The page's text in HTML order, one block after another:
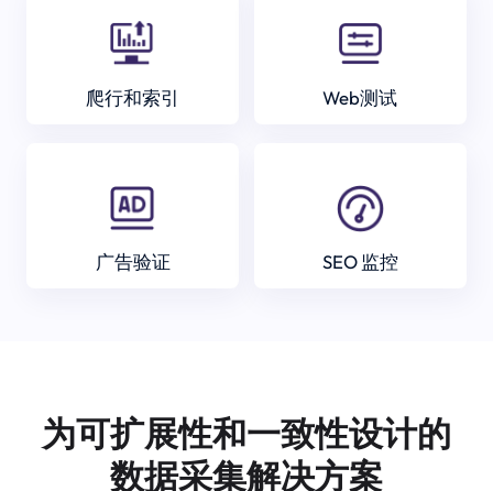
爬行和索引 Web测试
广告验证 SEO 监控
为可扩展性和一致性设计的
数据采集解决方案